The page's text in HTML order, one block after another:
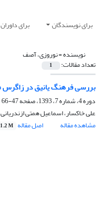
برای نویسندگان برای داوران
نویسنده =نوروزی، آصف
تعداد مقالات: 1
بررسی فرهنگ یانیق در زاگرس
دوره 4، شماره 7، 1393، صفحه
47-66
علی خاکسار، اسماعیل همتی
مشاهده مقاله
اصل مقاله 1.2 M